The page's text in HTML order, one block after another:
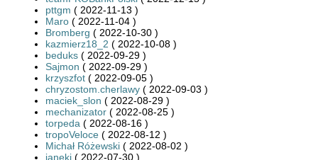
pttgm ( 2022-11-13 )
Maro ( 2022-11-04 )
Bromberg ( 2022-10-30 )
kazmierz18_2 ( 2022-10-08 )
beduks ( 2022-09-29 )
Sajmon ( 2022-09-29 )
krzyszfot ( 2022-09-05 )
chryzostom.cherlawy ( 2022-09-03 )
maciek_slon ( 2022-08-29 )
mechanizator ( 2022-08-25 )
torpeda ( 2022-08-16 )
tropoVeloce ( 2022-08-12 )
Michał Różewski ( 2022-08-02 )
janekj ( 2022-07-30 )